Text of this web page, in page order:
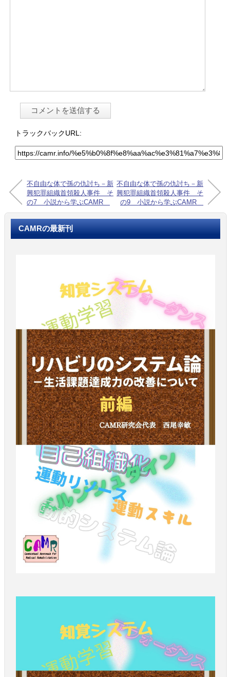
トラックバックURL:
不自由な体で孫の仇討ち－新
興犯罪組織首領殺人事件 そ
の7 小説から学ぶCAMR
不自由な体で孫の仇討ち－新
興犯罪組織首領殺人事件 そ
の9 小説から学ぶCAMR
CAMRの最新刊